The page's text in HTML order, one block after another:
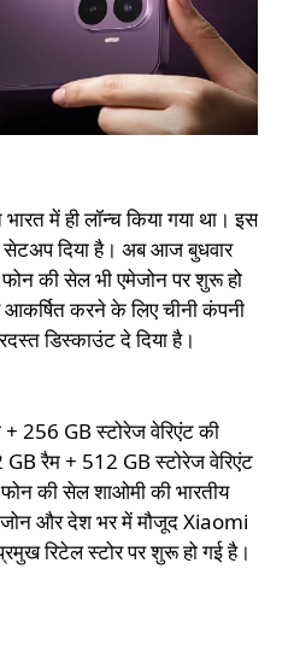
में ही लॉन्च किया गया था। इस
दिया है। अब आज बुधवार
की सेल भी एमेजोन पर शुरू हो
करने के लिए चीनी कंपनी
डिस्काउंट दे दिया है।
256 GB स्टोरेज वेरिएंट की
रैम + 512 GB स्टोरेज वेरिएंट
की सेल शाओमी की भारतीय
और देश भर में मौजूद Xiaomi
रिटेल स्टोर पर शुरू हो गई है।